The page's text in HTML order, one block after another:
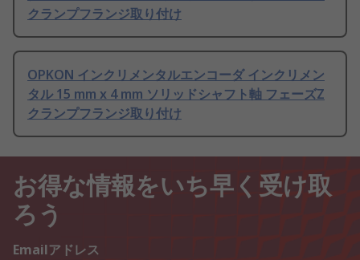
クランプフランジ取り付け
OPKON インクリメンタルエンコーダ インクリメン
タル 15 mm x 4 mm ソリッドシャフト軸 フェーズZ
クランプフランジ取り付け
お得な情報をいち早く受け取
ろう
Emailアドレス